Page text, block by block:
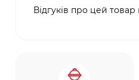
Відгуків про цей